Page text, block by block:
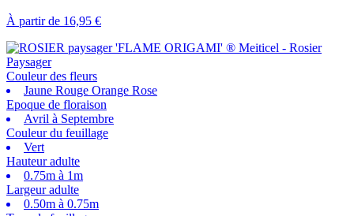
À partir de 16,95 €
Couleur des fleurs
Jaune Rouge Orange Rose
Epoque de floraison
Avril à Septembre
Couleur du feuillage
Vert
Hauteur adulte
0.75m à 1m
Largeur adulte
0.50m à 0.75m